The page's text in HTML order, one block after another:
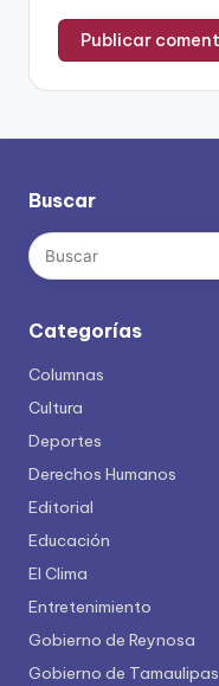
Buscar
Categorías
Columnas
Cultura
Deportes
Derechos Humanos
Editorial
Educación
El Clima
Entretenimiento
Gobierno de Reynosa
Gobierno de Tamaulipas